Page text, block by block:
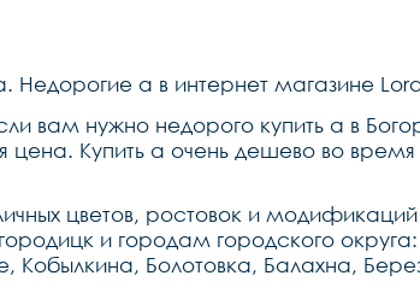
Недорогие a в интернет магазине
вам нужно недорого купить a в
Купить a очень дешево во
цветов, ростовок и
и городам городского округа:
Болотовка, Балахна,